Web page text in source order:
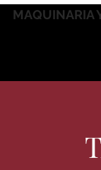
MAQUINARIA